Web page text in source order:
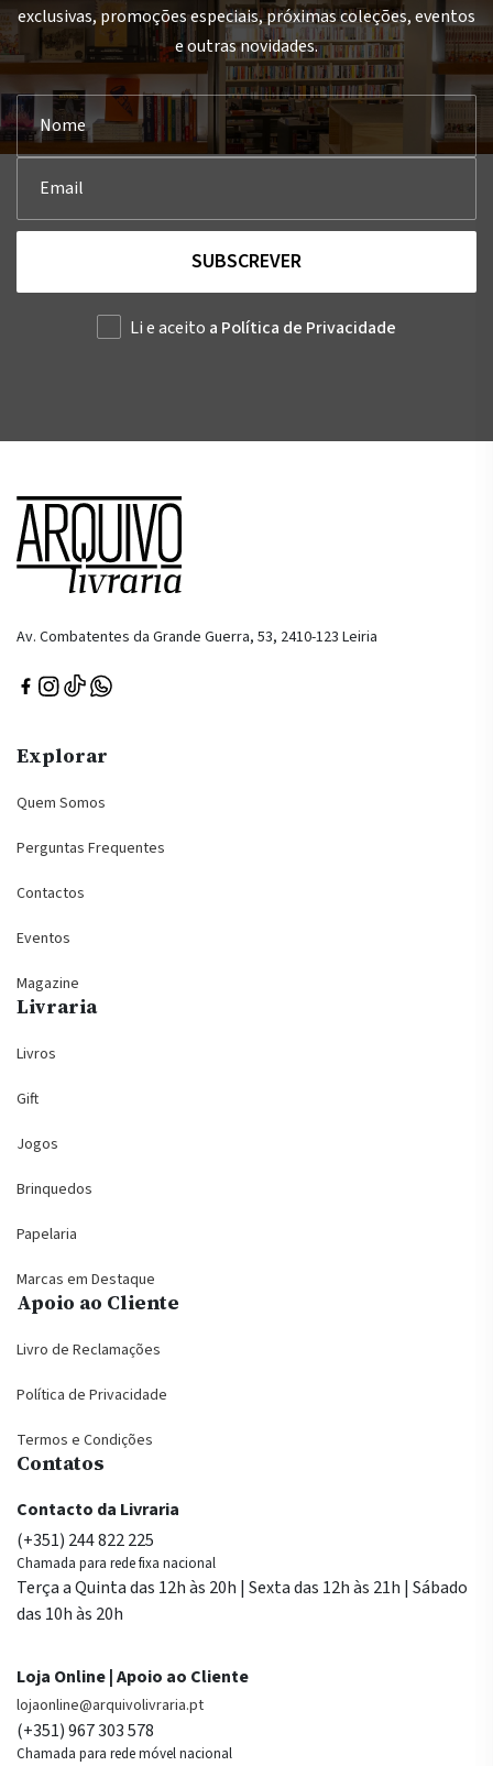
exclusivas, promoções especiais, próximas coleções, eventos
e outras novidades.
SUBSCREVER
Li e aceito a Política de Privacidade
Av. Combatentes da Grande Guerra, 53, 2410-123 Leiria
Explorar
Quem Somos
Perguntas Frequentes
Contactos
Eventos
Magazine
Livraria
Livros
Gift
Jogos
Brinquedos
Papelaria
Marcas em Destaque
Apoio ao Cliente
Livro de Reclamações
Política de Privacidade
Termos e Condições
Contatos
Contacto da Livraria
(+351) 244 822 225
Chamada para rede fixa nacional
Terça a Quinta das 12h às 20h | Sexta das 12h às 21h | Sábado
das 10h às 20h
Loja Online | Apoio ao Cliente
lojaonline@arquivolivraria.pt
(+351) 967 303 578
Chamada para rede móvel nacional